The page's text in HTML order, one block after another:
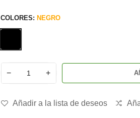
COLORES: NEGRO
− +
Añadir a la lista de deseos